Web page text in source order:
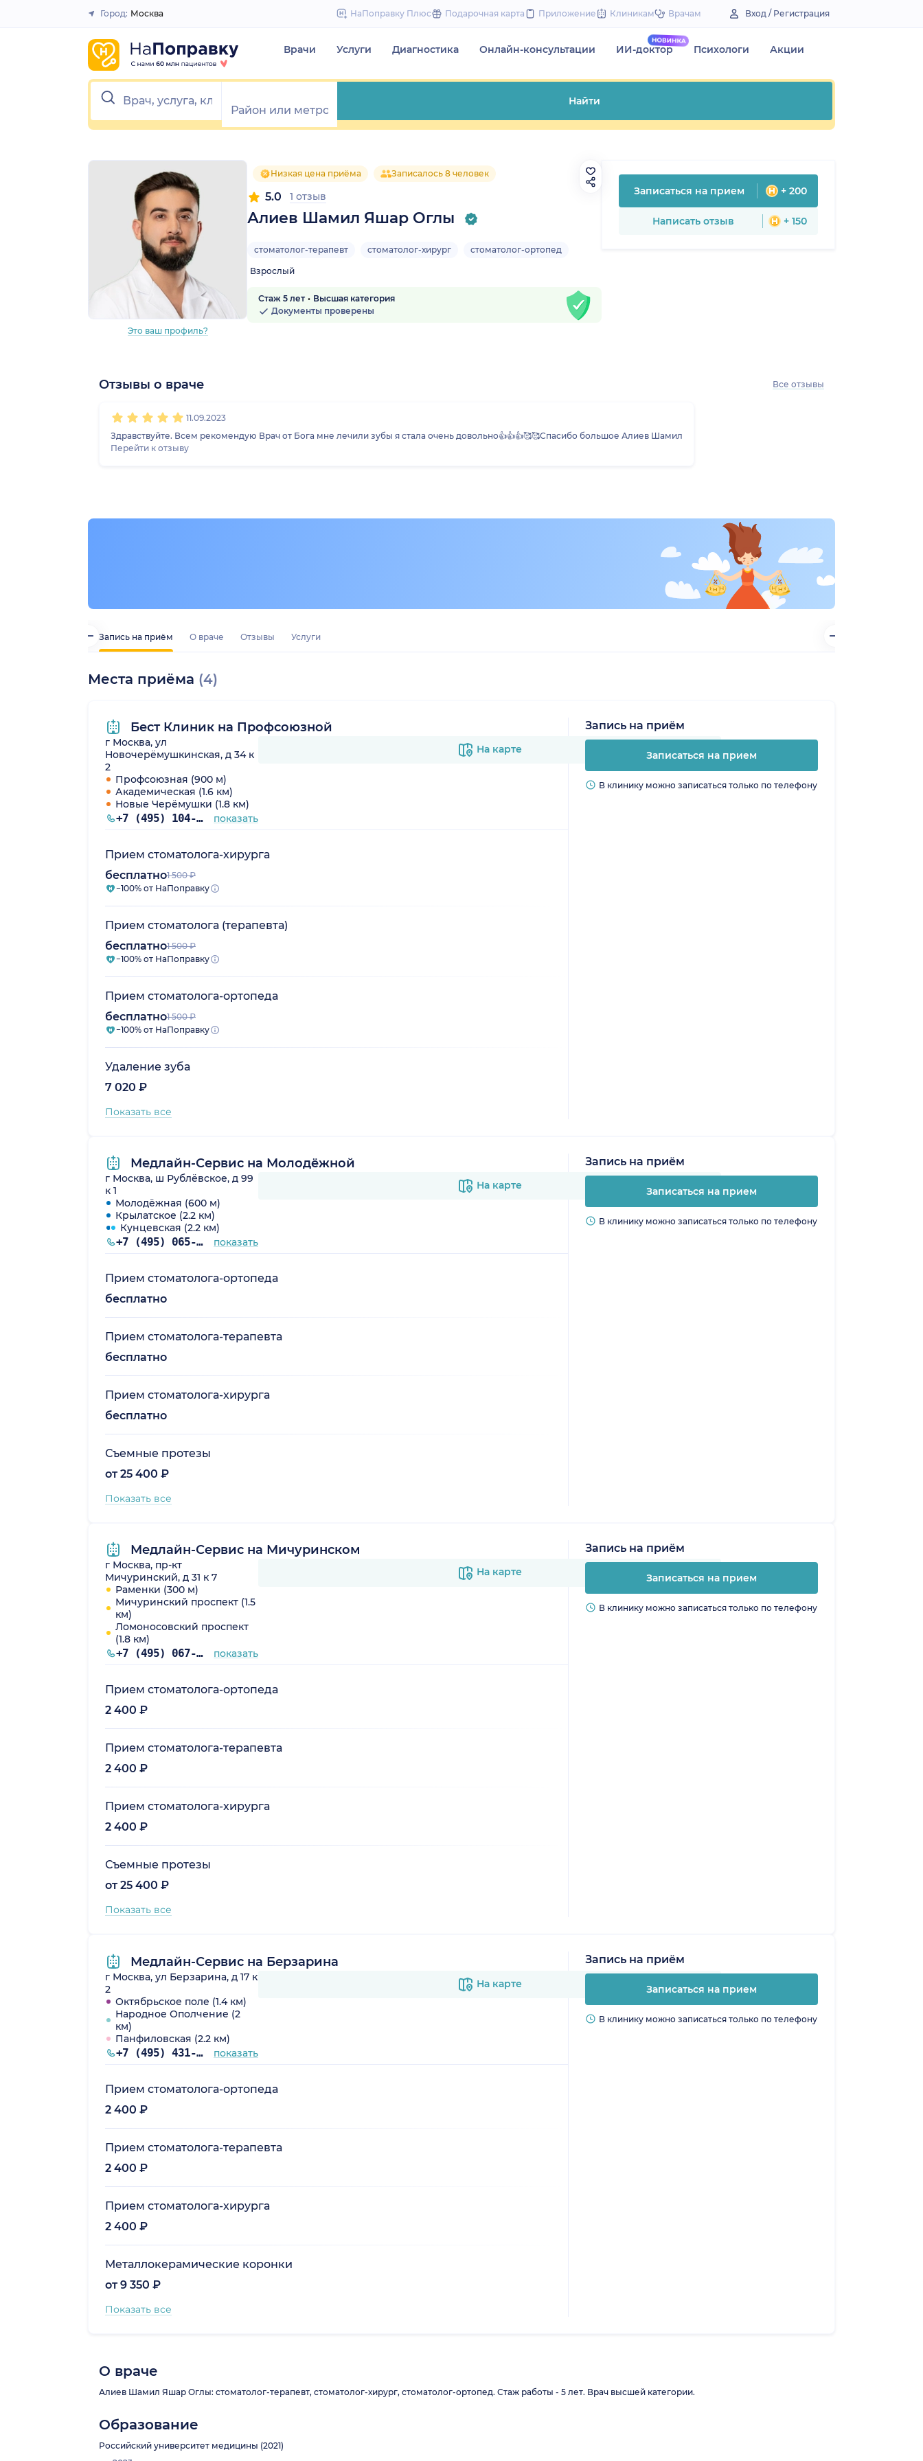
to
Закрыть
Город: Москва НаПоправку Плюс Подарочная карта Приложение Клиникам Врачам Вход / Регистрация
Врачи Услуги Диагностика Онлайн-консультации ИИ-доктор Психологи Акции
Найти
Это ваш профиль?
Низкая цена приёма Записалось 8 человек
Алиев Шамил Яшар Оглы
5.0 1 отзыв
стоматолог-терапевт стоматолог-хирург стоматолог-ортопед
Взрослый
Стаж 5 лет
Высшая категория
Документы проверены
Записаться на прием + 200
Написать отзыв + 150
Запись на приём О враче Отзывы Услуги
Места приёма (4)
Бест Клиник на Профсоюзной
г Москва, ул
Новочерёмушкинская, д 34 к
2
Профсоюзная (900 м)
Академическая (1.6 км)
Новые Черёмушки (1.8 км)
+7 (495) 104-99-85 показать
На карте
Прием стоматолога-хирурга
бесплатно1 500 ₽
−100% от НаПоправку
Прием стоматолога (терапевта)
бесплатно1 500 ₽
−100% от НаПоправку
Прием стоматолога-ортопеда
бесплатно1 500 ₽
−100% от НаПоправку
Удаление зуба
7 020 ₽
Показать все
Запись на приём
Записаться на прием
В клинику можно записаться только по телефону
Медлайн-Сервис на Молодёжной
г Москва, ш Рублёвское, д 99
к 1
Молодёжная (600 м)
Крылатское (2.2 км)
Кунцевская (2.2 км)
+7 (495) 065-69-75 показать
На карте
Прием стоматолога-ортопеда
бесплатно
Прием стоматолога-терапевта
бесплатно
Прием стоматолога-хирурга
бесплатно
Съемные протезы
от 25 400 ₽
Показать все
Запись на приём
Записаться на прием
В клинику можно записаться только по телефону
Медлайн-Сервис на Мичуринском
г Москва, пр-кт
Мичуринский, д 31 к 7
Раменки (300 м)
Мичуринский проспект (1.5
км)
Ломоносовский проспект
(1.8 км)
+7 (495) 067-13-27 показать
На карте
Прием стоматолога-ортопеда
2 400 ₽
Прием стоматолога-терапевта
2 400 ₽
Прием стоматолога-хирурга
2 400 ₽
Съемные протезы
от 25 400 ₽
Показать все
Запись на приём
Записаться на прием
В клинику можно записаться только по телефону
Медлайн-Сервис на Берзарина
г Москва, ул Берзарина, д 17 к
2
Октябрьское поле (1.4 км)
Народное Ополчение (2
км)
Панфиловская (2.2 км)
+7 (495) 431-10-27 показать
На карте
Прием стоматолога-ортопеда
2 400 ₽
Прием стоматолога-терапевта
2 400 ₽
Прием стоматолога-хирурга
2 400 ₽
Металлокерамические коронки
от 9 350 ₽
Показать все
Запись на приём
Записаться на прием
В клинику можно записаться только по телефону
Отзывы о враче Все отзывы
11.09.2023
Здравствуйте. Всем рекомендую Врач от Бога мне лечили зубы я стала очень довольно👍👍👍🥰🥰Спасибо большое Алиев Шамил
Перейти к отзыву
О враче
Алиев Шамил Яшар Оглы: стоматолог-терапевт, стоматолог-хирург, стоматолог-ортопед. Стаж работы - 5 лет. Врач высшей категории.
Образование
Российский университет медицины (2021)